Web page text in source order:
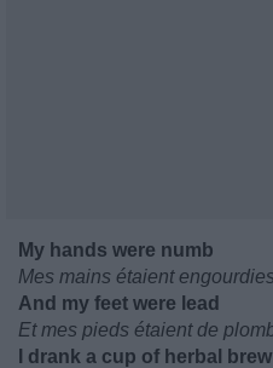
My hands were numb
Mes mains étaient
And my feet were lead
Et mes pieds étaient de
I drank a cup of herbal brew